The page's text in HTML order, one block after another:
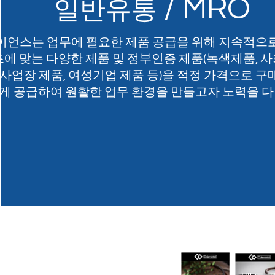
일반유통 / MRO
언스는 업무에 필요한 제품 공급을 위해 지속적으
에 맞는 다양한 제품 및 정부인증 제품(녹색제품,
업장 제품, 여성기업 제품 등)을 적정 가격으로 구
공급하여 원활한 업무 환경을 만들고자 노력을